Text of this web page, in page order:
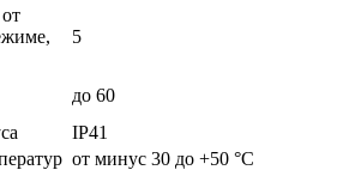
5
до 60
IP41
от минус 30 до +50 °С